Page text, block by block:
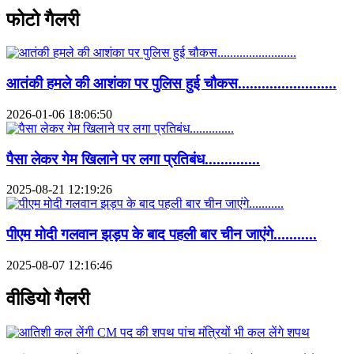
फोटो गैलरी
आतंकी हमले की आशंका पर पुलिस हुई चौकस.........................
2026-01-06 18:06:50
पैसा लेकर गेम खिलाने पर लगा प्रतिबंध..............
2025-08-21 12:19:26
पीएम मोदी गलवान झड़प के बाद पहली बार चीन जाएंगे...........
2025-08-07 12:16:46
वीडियो गैलरी